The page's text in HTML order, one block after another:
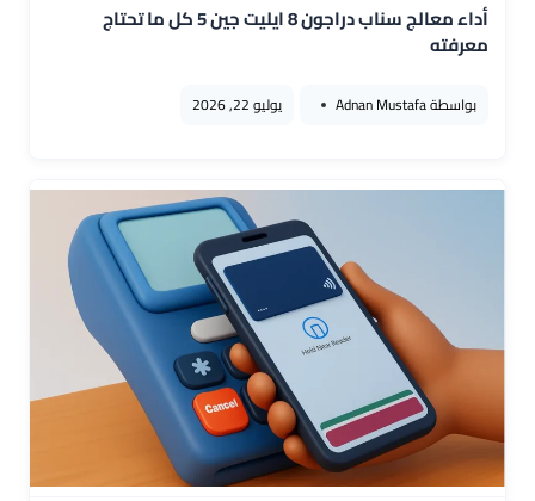
أداء معالج سناب دراجون 8 ايليت جين 5 كل ما تحتاج
معرفته
بواسطةAdnan Mustafa يوليو 22, 2026